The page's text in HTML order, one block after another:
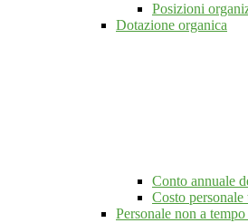
Posizioni
Dotazione organica
Conto annuale
Costo
Personale non a